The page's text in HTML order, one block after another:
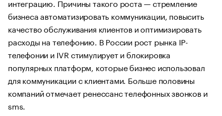
интеграцию. Причины такого роста — стремление
бизнеса автоматизировать коммуникации, повысить
качество обслуживания клиентов и оптимизировать
расходы на телефонию. В России рост рынка IP-
телефонии и IVR стимулирует и блокировка
популярных платформ, которые бизнес использовал
для коммуникации с клиентами. Больше половины
компаний отмечает ренессанс телефонных звонков и
sms.